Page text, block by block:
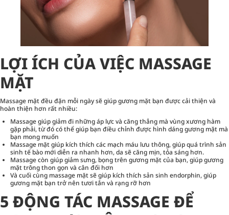
LỢI ÍCH CỦA VIỆC MASSAGE
MẶT
Massage mặt đều đặn mỗi ngày sẽ giúp gương mặt bạn được cải thiện và
hoàn thiện hơn rất nhiều:
Massage giúp giảm đi những áp lực và căng thẳng mà vùng xương hàm
gặp phải, từ đó có thể giúp bạn điều chỉnh được hình dáng gương mặt mà
bạn mong muốn
Massage mặt giúp kích thích các mạch máu lưu thông, giúp quá trình sản
sinh tế bào mới diễn ra nhanh hơn, da sẽ căng mịn, tỏa sáng hơn.
Massage còn giúp giảm sưng, bọng trên gương mặt của bạn, giúp gương
mặt trông thon gọn và cân đối hơn
Và cuối cùng massage mặt sẽ giúp kích thích sản sinh endorphin, giúp
gương mặt bạn trở nên tươi tắn và rạng rỡ hơn
5 ĐỘNG TÁC MASSAGE ĐỂ